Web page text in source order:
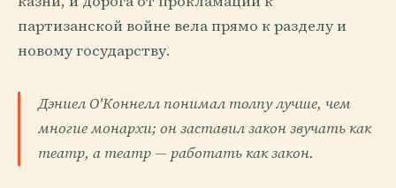
партизанской войне вела прямо к разделу и
новому государству.
Дэниел О'Коннелл понимал толпу лучше, чем
многие монархи; он заставил закон звучать как
театр, а театр — работать как закон.